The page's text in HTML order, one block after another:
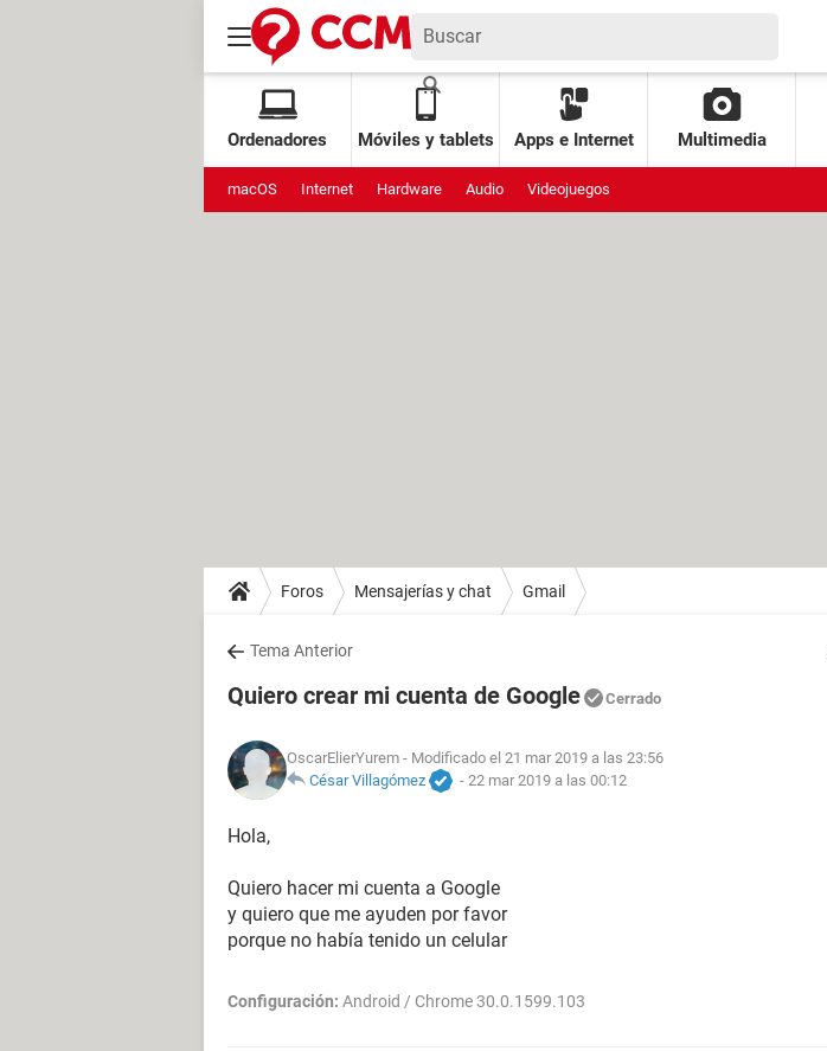
Ordenadores Móviles y tablets Apps e Internet Multimedia
macOS Internet Hardware Audio Videojuegos
Foros Mensajerías y chat Gmail
Tema Anterior
Quiero crear mi cuenta de Google Cerrado
OscarElierYurem - Modificado el 21 mar 2019 a las 23:56
César Villagómez
- 22 mar 2019 a las 00:12
Hola,
Quiero hacer mi cuenta a Google
y quiero que me ayuden por favor
porque no había tenido un celular
Configuración: Android / Chrome 30.0.1599.103